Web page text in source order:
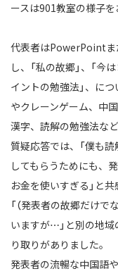
ースは901教室の様子を
代表者はPowerPointま
し、「私の故郷」、「今
イントの勉強法」、 に
やクレーンゲーム、中
漢字、読解の勉強法な
質疑応答では、「僕も
してもらうためにも、発
お金を使いすぎる」と
「（発表者の故郷だけ
いますが…」と別の地
り取りがありました。
発表者の流暢な中国語